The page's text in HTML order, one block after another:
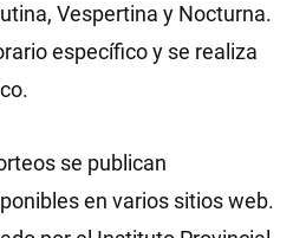
Vespertina y Nocturna.
específico y se realiza
se publican
en varios sitios web.